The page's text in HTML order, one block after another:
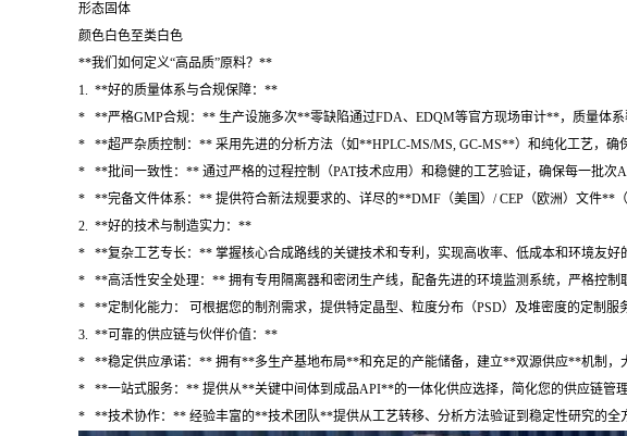
形态固体
颜色白色至类白色
**我们如何定义“高品质”原料？**
1. **好的质量体系与合规保障：**
* **严格GMP合规：** 生产设施多次**零缺陷通过FDA、EDQM等官方现场审计**，质量体系
* **超严杂质控制：** 采用先进的分析方法（如**HPLC-MS/MS, GC-MS**）和纯化工艺，
* **批间一致性：** 通过严格的过程控制（PAT技术应用）和稳健的工艺验证，确保每一批次
* **完备文件体系：** 提供符合新法规要求的、详尽的**DMF（美国）/ CEP（欧洲）文件**（
2. **好的技术与制造实力：**
* **复杂工艺专长：** 掌握核心合成路线的关键技术和专利，实现高收率、低成本和环境友好
* **高活性安全处理：** 拥有专用隔离器和密闭生产线，配备先进的环境监测系统，严格控制
* **定制化能力： 可根据您的制剂需求，提供特定晶型、粒度分布（PSD）及堆密度的定制服
3. **可靠的供应链与伙伴价值：**
* **稳定供应承诺：** 拥有**多生产基地布局**和充足的产能储备，建立**双源供应**机制，
* **一站式服务：** 提供从**关键中间体到成品API**的一体化供应选择，简化您的供应链管理
* **技术协作：** 经验丰富的**技术团队**提供从工艺转移、分析方法验证到稳定性研究的全